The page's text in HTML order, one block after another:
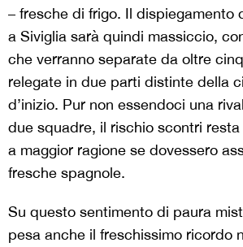
– fresche di frigo. Il dispiegamento
a Siviglia sarà quindi massiccio,
che verranno separate da oltre
relegate in due parti distinte della
d’inizio. Pur non essendoci una
due squadre, il rischio scontri
a maggior ragione se dovessero
fresche spagnole.
Su questo sentimento di paura
pesa anche il freschissimo ricordo